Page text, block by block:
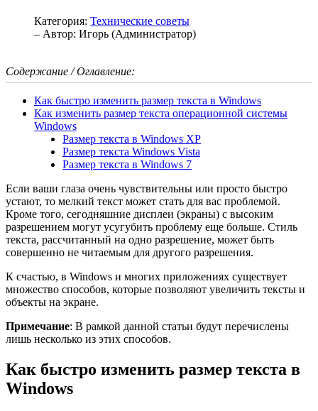
Категория: Технические советы
– Автор: Игорь (Администратор)
Содержание / Оглавление:
Как быстро изменить размер текста в Windows
Как изменить размер текста операционной системы
Windows
Размер текста в Windows XP
Размер текста Windows Vista
Размер текста в Windows 7
Если ваши глаза очень чувствительны или просто быстро
устают, то мелкий текст может стать для вас проблемой.
Кроме того, сегодняшние дисплеи (экраны) с высоким
разрешением могут усугубить проблему еще больше. Стиль
текста, рассчитанный на одно разрешение, может быть
совершенно не читаемым для другого разрешения.
К счастью, в Windows и многих приложениях существует
множество способов, которые позволяют увеличить тексты и
объекты на экране.
Примечание: В рамкой данной статьи будут перечислены
лишь несколько из этих способов.
Как быстро изменить размер текста в
Windows